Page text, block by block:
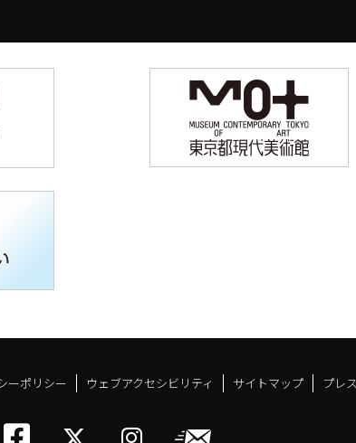
ーポリシー ウェブアクセシビリティ サイトマップ プレ
トーキョーアーツア